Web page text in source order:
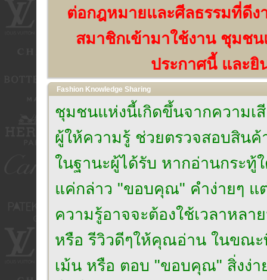
ต่อกฎหมายและศีลธรรมที่ดีง
สมาชิกเข้ามาใช้งาน ชุมชน
ประกาศนี้ และ
Fashion Knowledge Sharing
ชุมชนแห่งนี้เกิดขึ้นจากความเ
ผู้ให้ความรู้ ช่วยตรวจสอบสิน
ในฐานะผู้ได้รับ หากอ่านกระทู้
แค่กล่าว "ขอบคุณ" คำง่ายๆ แ
ความรู้อาจจะต้องใช้เวลาหล
หรือ รีวิวดีๆให้คุณอ่าน ในขณะ
เม้น หรือ ตอบ "ขอบคุณ" สิ่งง่า